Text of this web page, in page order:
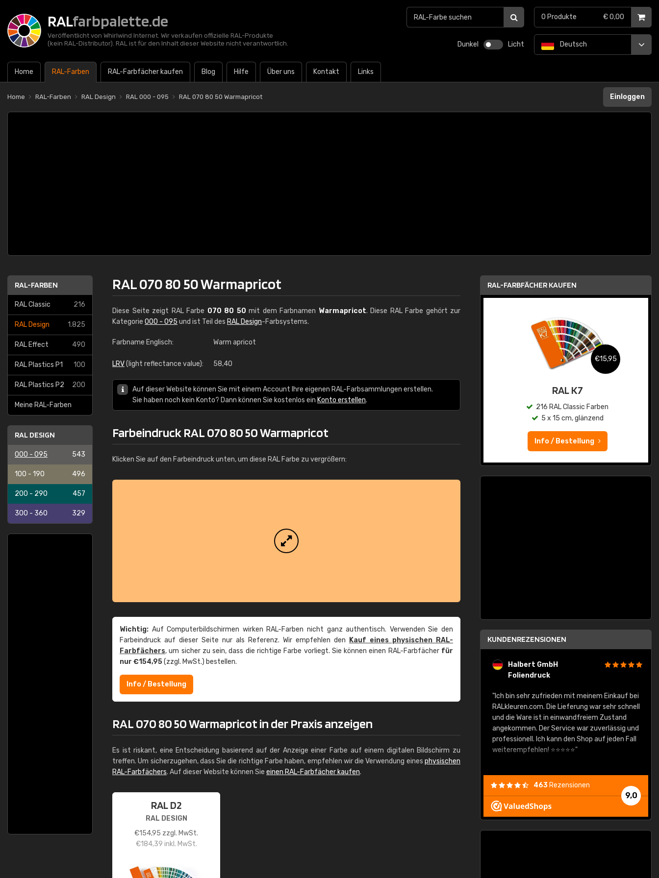
RALfarbpalette.de
Veröffentlicht von Whirlwind Internet. Wir verkaufen offizielle RAL-Produkte
(kein RAL-Distributor). RAL ist für den Inhalt dieser Website nicht verantwortlich.
Dunkel Licht
Home RAL-Farben RAL-Farbfächer kaufen Blog Hilfe Über uns Kontakt Links
Deutsch
0 Produkte € 0,00
Home RAL-Farben RAL Design RAL 000 - 095 RAL 070 80 50 Warmapricot Einloggen
RAL-FARBEN
RAL Classic 216
RAL Design 1.825
RAL Effect 490
RAL Plastics P1 100
RAL Plastics P2 200
Meine RAL-Farben
RAL DESIGN
000 - 095 543
100 - 190 496
200 - 290 457
300 - 360 329
RAL 070 80 50 Warmapricot
Diese Seite zeigt RAL Farbe 070 80 50 mit dem Farbnamen Warmapricot. Diese RAL Farbe gehört zur
Kategorie 000 - 095 und ist Teil des RAL Design-Farbsystems.
Farbname Englisch: Warm apricot
LRV(light reflectance value): 58,40
Auf dieser Website können Sie mit einem Account Ihre eigenen RAL-Farbsammlungen erstellen.
Sie haben noch kein Konto? Dann können Sie kostenlos ein Konto erstellen.
Farbeindruck RAL 070 80 50 Warmapricot
Klicken Sie auf den Farbeindruck unten, um diese RAL Farbe zu vergrößern:
Wichtig: Auf Computerbildschirmen wirken RAL-Farben nicht ganz authentisch. Verwenden Sie den
Farbeindruck auf dieser Seite nur als Referenz. Wir empfehlen den
Kauf eines physischen RAL-
Farbfächers, um sicher zu sein, dass die richtige Farbe vorliegt. Sie können einen RAL-Farbfächer für
nur €154,95(zzgl. MwSt.) bestellen.
Info / Bestellung
RAL 070 80 50 Warmapricot in der Praxis anzeigen
Es ist riskant, eine Entscheidung basierend auf der Anzeige einer Farbe auf einem digitalen Bildschirm zu
treffen. Um sicherzugehen, dass Sie die richtige Farbe haben, empfehlen wir die Verwendung eines physischen
RAL-Farbfächers. Auf dieser Website können Sie einen RAL-Farbfächer kaufen.
RAL D2
RAL DESIGN
€154,95 zzgl. MwSt.
€184,39 inkl. MwSt.
RAL-FARBFÄCHER KAUFEN
RAL K7 auf Wasserbasis
€15,95
RAL K7
216 RAL Classic Farben
5 x 15 cm, glänzend
Info / Bestellung
KUNDENREZENSIONEN
Halbert GmbH
Foliendruck
"Ich bin sehr zufrieden mit meinem Einkauf bei
RALkleuren.com. Die Lieferung war sehr schnell
und die Ware ist in einwandfreiem Zustand
angekommen. Der Service war zuverlässig und
professionell. Ich kann den Shop auf jeden Fall
weiterempfehlen! ⭐⭐⭐⭐⭐"
9,0
463 Rezensionen